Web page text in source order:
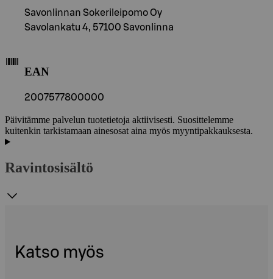
Savonlinnan Sokerileipomo Oy
Savolankatu 4, 57100 Savonlinna
EAN
2007577800000
Päivitämme palvelun tuotetietoja aktiivisesti. Suosittelemme
kuitenkin tarkistamaan ainesosat aina myös myyntipakkauksesta.
Ravintosisältö
Katso myös